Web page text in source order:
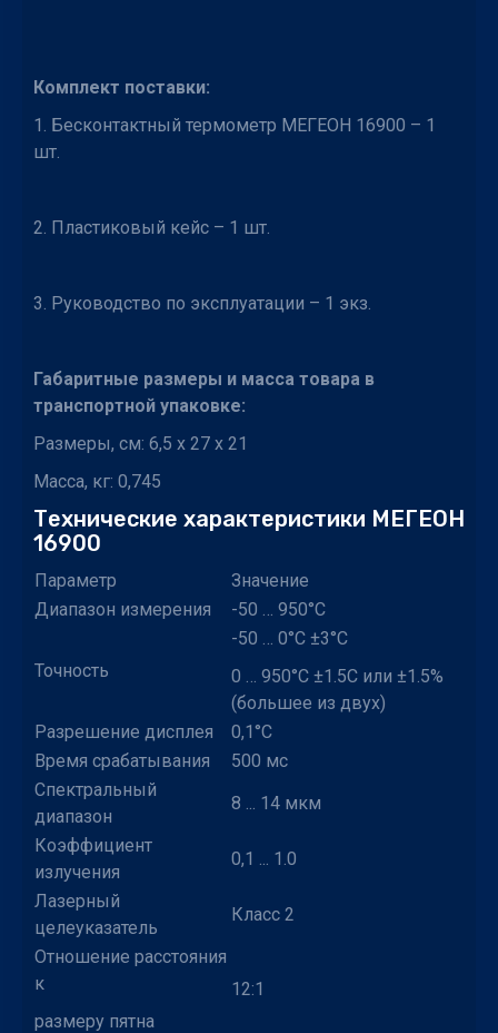
Комплект поставки:
1. Бесконтактный термометр МЕГЕОН 16900 – 1
шт.
2. Пластиковый кейс – 1 шт.
3. Руководство по эксплуатации – 1 экз.
Габаритные размеры и масса товара в
транспортной упаковке:
Размеры, см: 6,5 x 27 x 21
Масса, кг: 0,745
Технические характеристики МЕГЕОН
16900
Параметр
Значение
Диапазон измерения
-50 … 950°C
Точность
-50 … 0°C ±3°C
0 … 950°C ±1.5C или ±1.5%
(большее из двух)
Разрешение дисплея
0,1°С
Время срабатывания
500 мс
Спектральный
диапазон
8 ... 14 мкм
Коэффициент
излучения
0,1 ... 1.0
Лазерный
целеуказатель
Класс 2
Отношение расстояния
к
размеру пятна
12:1